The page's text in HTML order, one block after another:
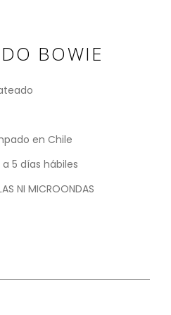
BOWIE
en Chile
5 días hábiles
NI MICROONDAS